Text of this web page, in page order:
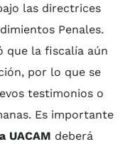
las directrices
Penales.
que la fiscalía aún
por lo que se
testimonios o
Es importante
UACAM deberá